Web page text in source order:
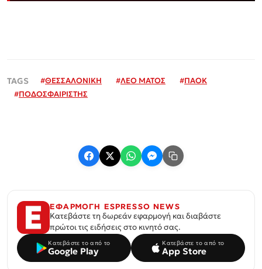
#ΘΕΣΣΑΛΟΝΙΚΗ #ΛΕΟ ΜΑΤΟΣ #ΠΑΟΚ
#ΠΟΔΟΣΦΑΙΡΙΣΤΗΣ
ΕΦΑΡΜΟΓΗ ESPRESSO NEWS
Κατεβάστε τη δωρεάν εφαρμογή και διαβάστε
πρώτοι τις ειδήσεις στο κινητό σας.
Κατεβάστε το από το
Google Play
Κατεβάστε το από το
App Store